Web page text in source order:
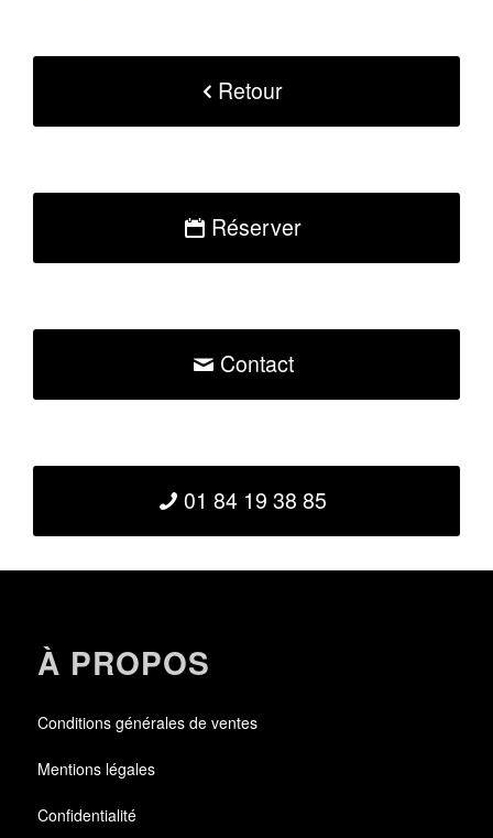
Retour
Réserver
Contact
01 84 19 38 85
À PROPOS
Conditions générales de ventes
Mentions légales
Confidentialité